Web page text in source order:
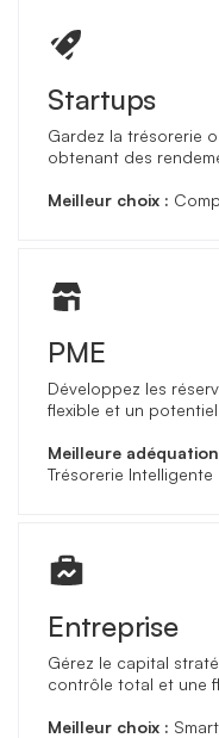
Startups
Gardez la trésorerie
obtenant des
Meilleur choix :
PME
Développez les
flexible et un
Meilleure
Trésorerie Intelligente
Entreprise
Gérez le capital
contrôle total et une
Meilleur choix :